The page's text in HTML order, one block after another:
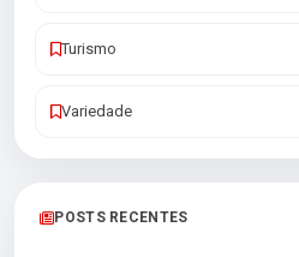
Turismo
Variedade
POSTS RECENTES